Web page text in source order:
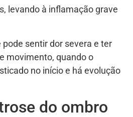
levando à inflamação grave
pode sentir dor severa e ter
movimento, quando o
no início e há evolução
do ombro